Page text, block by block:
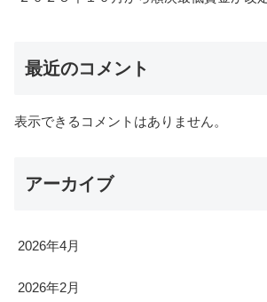
最近のコメント
表示できるコメントはありません。
アーカイブ
2026年4月
2026年2月